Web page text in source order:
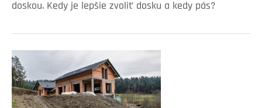
doskou. Kedy je lepšie zvoliť dosku a kedy pás?